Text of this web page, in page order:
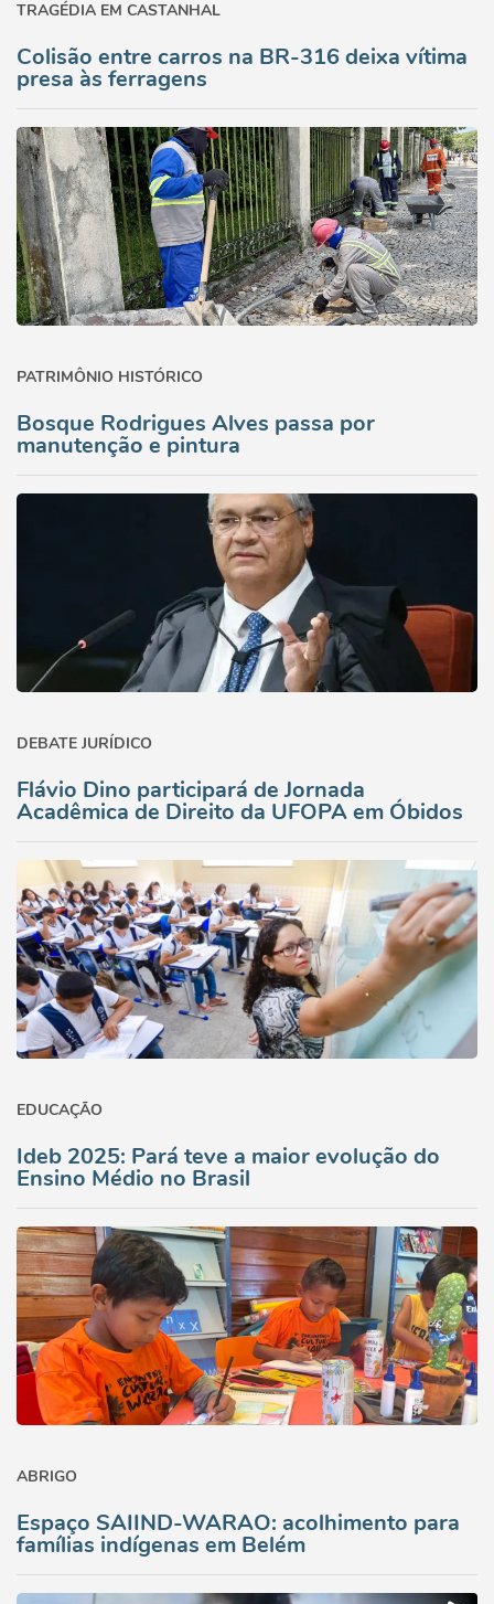
TRAGÉDIA EM CASTANHAL
Colisão entre carros na BR-316 deixa vítima
presa às ferragens
PATRIMÔNIO HISTÓRICO
Bosque Rodrigues Alves passa por
manutenção e pintura
DEBATE JURÍDICO
Flávio Dino participará de Jornada
Acadêmica de Direito da UFOPA em Óbidos
EDUCAÇÃO
Ideb 2025: Pará teve a maior evolução do
Ensino Médio no Brasil
ABRIGO
Espaço SAIIND-WARAO: acolhimento para
famílias indígenas em Belém